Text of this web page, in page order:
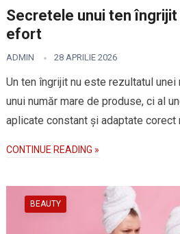
Secretele unui ten
efort
ADMIN 28 APRILIE 2026
Un ten îngrijit nu este rezultatul unei
unui număr mare de produse, ci al
aplicate constant și adaptate
CONTINUE READING »
BEAUTY